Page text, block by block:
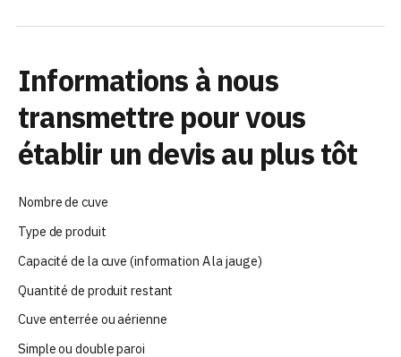
Informations à nous
transmettre pour vous
établir un devis au plus tôt
Nombre de cuve
Type de produit
Capacité de la cuve (information A la jauge)
Quantité de produit restant
Cuve enterrée ou aérienne
Simple ou double paroi